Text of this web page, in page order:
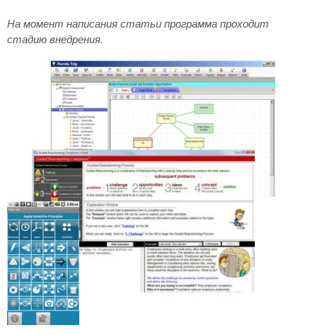
На момент написания статьи программа проходит
стадию внедрения.